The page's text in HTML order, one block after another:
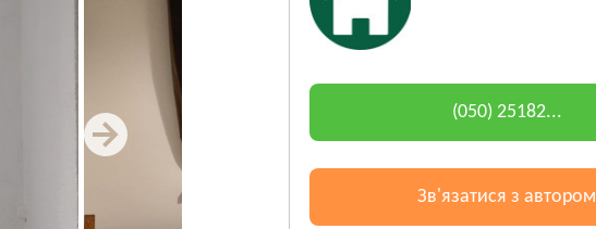
(050) 25182...
Зв'язатися з автором